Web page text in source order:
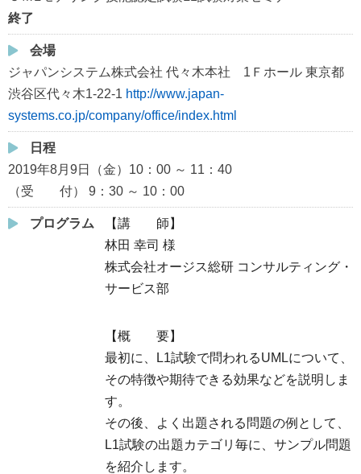
終了
会場
ジャパンシステム株式会社 代々木本社 1Ｆホール 東京都
渋谷区代々木1-22-1 http://www.japan-
systems.co.jp/company/office/index.html
日程
2019年8月9日（金）10：00 ～ 11：40
（受 付） 9：30 ～ 10：00
プログラム
【講 師】
林田 幸司 様
株式会社オージス総研 コンサルティング・
サービス部
【概 要】
最初に、L1試験で問われるUMLについて、
その特徴や期待できる効果などを説明しま
す。
その後、よく出題される問題の例として、
L1試験の出題カテゴリ毎に、サンプル問題
を紹介します。